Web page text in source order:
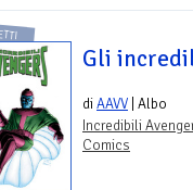
Gli
diAAVV | Albo
Incredibili
Comics